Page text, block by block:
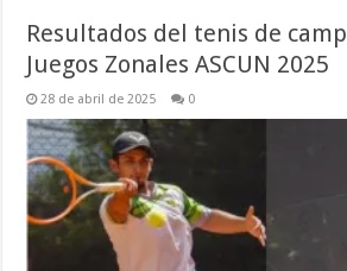
Resultados del tenis de
Juegos Zonales ASCUN 2025
28 de abril de 2025 0